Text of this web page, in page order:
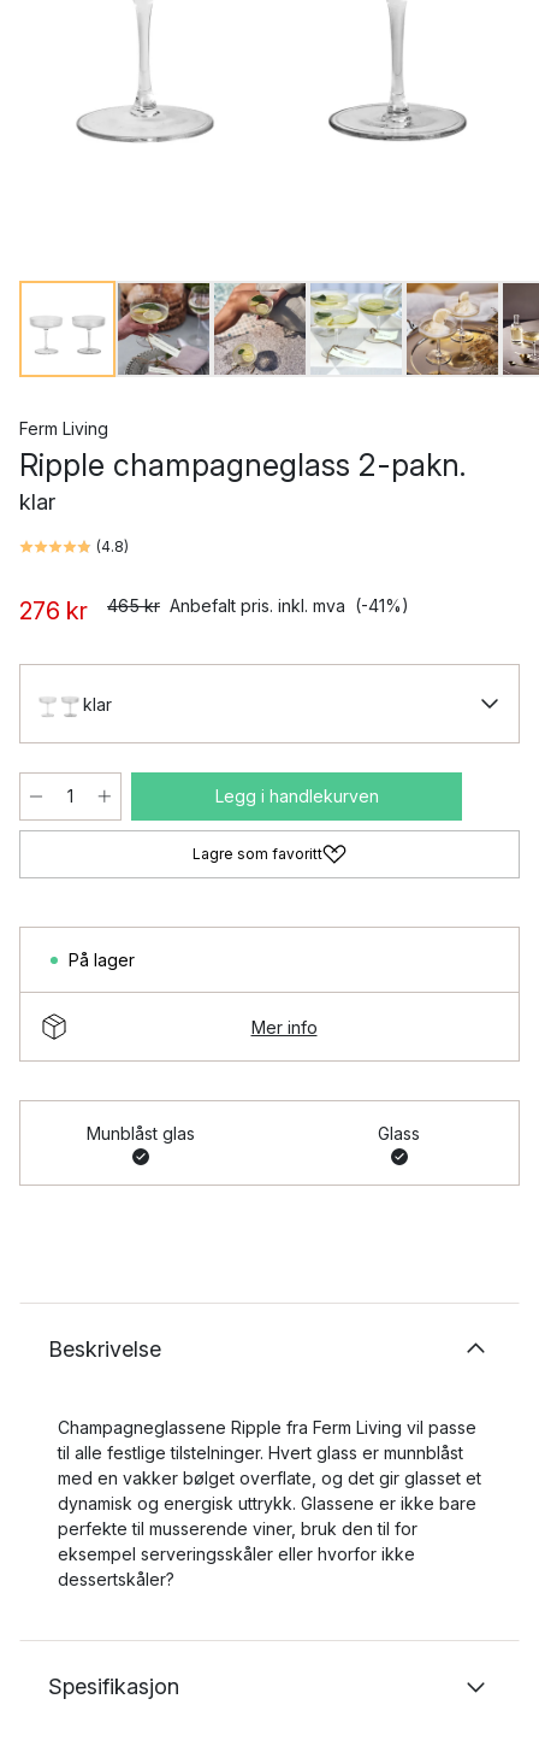
Ferm Living
Ripple champagneglass 2-pakn.
klar
(4.8)
276 kr 465 kr Anbefalt pris. inkl. mva (-41%)
klar
Legg i handlekurven
Lagre som favoritt
På lager
Mer info
Munblåst glas Glass
Beskrivelse
Champagneglassene Ripple fra Ferm Living vil passe
til alle festlige tilstelninger. Hvert glass er munnblåst
med en vakker bølget overflate, og det gir glasset et
dynamisk og energisk uttrykk. Glassene er ikke bare
perfekte til musserende viner, bruk den til for
eksempel serveringsskåler eller hvorfor ikke
dessertskåler?
Spesifikasjon